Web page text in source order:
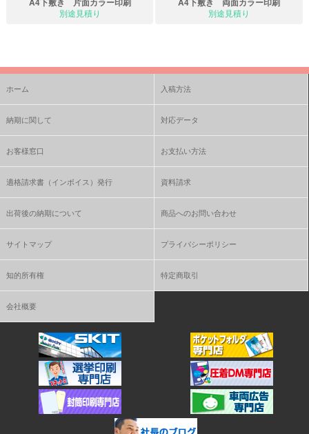
別途見積り 別途見積り
ホーム 入稿方法
納期に関して 対応データ
お客様窓口 お支払い方法
適格請求書（インボイス）発行 資料請求
出荷後の納期について 商品へのお問い合わせ
サイトマップ プライバシーポリシー
知的所有権 特定商取引
会社概要